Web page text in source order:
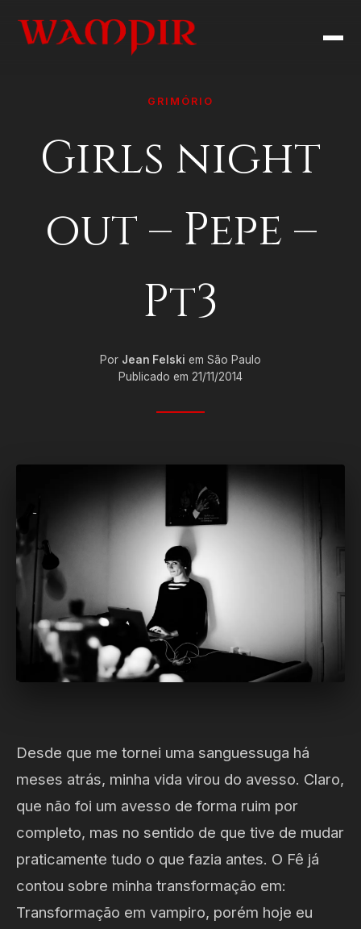
GRIMÓRIO
Girls night
out – Pepe –
Pt3
Por Jean Felski em São Paulo
Publicado em 21/11/2014
Desde que me tornei uma sanguessuga há
meses atrás, minha vida virou do avesso. Claro,
que não foi um avesso de forma ruim por
completo, mas no sentido de que tive de mudar
praticamente tudo o que fazia antes. O Fê já
contou sobre minha transformação em:
Transformação em vampiro, porém hoje eu